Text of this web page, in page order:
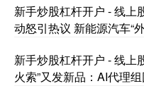
新手炒股杠杆开户 - 线上
动怒引热议 新能源汽车“
新手炒股杠杆开户 - 线上
火索”又发新品：AI代理